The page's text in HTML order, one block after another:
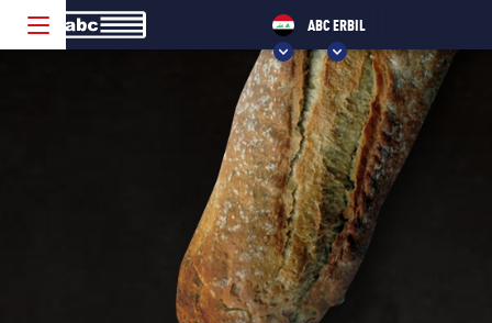
ABC ERBIL
CHOOSE YOUR ABC!
ABC VELP
ABC SEVENUM
ABC ERBIL
ABC SULAYMANIYAH